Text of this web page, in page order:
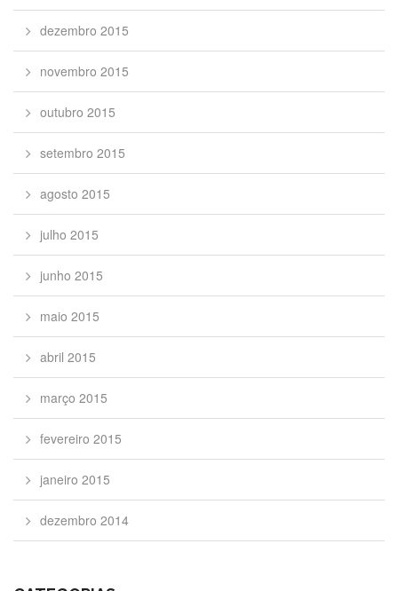
dezembro 2015
novembro 2015
outubro 2015
setembro 2015
agosto 2015
julho 2015
junho 2015
maio 2015
abril 2015
março 2015
fevereiro 2015
janeiro 2015
dezembro 2014